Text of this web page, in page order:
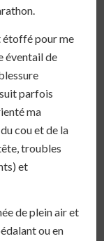
étoffé pour me
éventail de
parfois
ma
cou et de la
troubles
et
de plein air et
ou en